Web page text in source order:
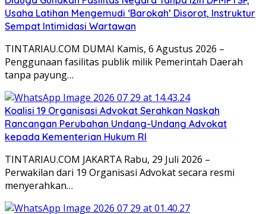
Usaha Latihan Mengemudi ‘Barokah’ Disorot, Instruktur
Sempat Intimidasi Wartawan
TINTARIAU.COM DUMAI Kamis, 6 Agustus 2026 –
Penggunaan fasilitas publik milik Pemerintah Daerah
tanpa payung…
Koalisi 19 Organisasi Advokat Serahkan Naskah
Rancangan Perubahan Undang-Undang Advokat
kepada Kementerian Hukum RI
TINTARIAU.COM JAKARTA Rabu, 29 Juli 2026 –
Perwakilan dari 19 Organisasi Advokat secara resmi
menyerahkan…